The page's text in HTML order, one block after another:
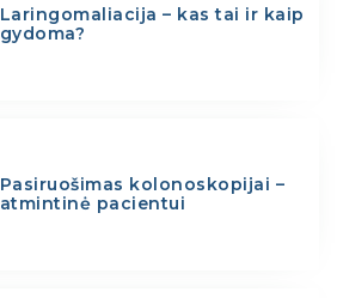
Laringomaliacija – kas tai ir kaip
gydoma?
Pasiruošimas kolonoskopijai –
atmintinė pacientui